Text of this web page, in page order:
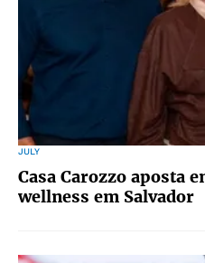
JULY
Casa Carozzo aposta
wellness em Salvador